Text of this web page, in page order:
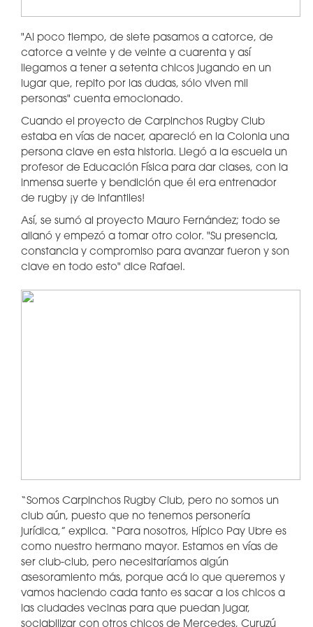
"Al poco tiempo, de siete pasamos a catorce, de
catorce a veinte y de veinte a cuarenta y así
llegamos a tener a setenta chicos jugando en un
lugar que, repito por las dudas, sólo viven mil
personas" cuenta emocionado.
Cuando el proyecto de Carpinchos Rugby Club
estaba en vías de nacer, apareció en la Colonia una
persona clave en esta historia. Llegó a la escuela un
profesor de Educación Física para dar clases, con la
inmensa suerte y bendición que él era entrenador
de rugby ¡y de infantiles!
Así, se sumó al proyecto Mauro Fernández; todo se
allanó y empezó a tomar otro color. "Su presencia,
constancia y compromiso para avanzar fueron y son
clave en todo esto" dice Rafael.
“Somos Carpinchos Rugby Club, pero no somos un
club aún, puesto que no tenemos personería
jurídica,” explica. “Para nosotros, Hípico Pay Ubre es
como nuestro hermano mayor. Estamos en vías de
ser club-club, pero necesitaríamos algún
asesoramiento más, porque acá lo que queremos y
vamos haciendo cada tanto es sacar a los chicos a
las ciudades vecinas para que puedan jugar,
sociabilizar con otros chicos de Mercedes, Curuzú